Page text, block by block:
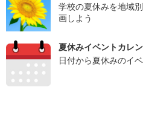
学校の夏休みを地域
画しよう
夏休みイベントカレ
日付から夏休みのイ